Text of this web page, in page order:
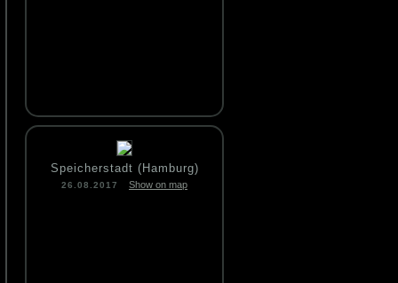
Speicherstadt (Hamburg)
26.08.2017 Show on map